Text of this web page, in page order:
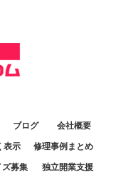
ブログ 会社概要
表示 修理事例まとめ
ズ募集 独立開業支援